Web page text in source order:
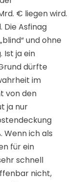
ihre
wie man ein
benötigt
Den
gewissen
weg
Verbindung